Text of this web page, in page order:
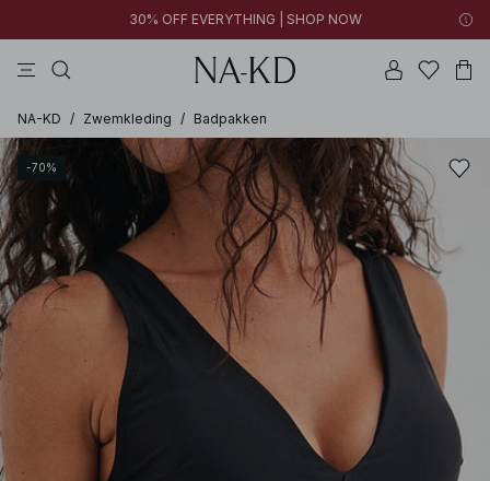
30% OFF EVERYTHING | SHOP NOW
NA-KD / Zwemkleding / Badpakken
-70%